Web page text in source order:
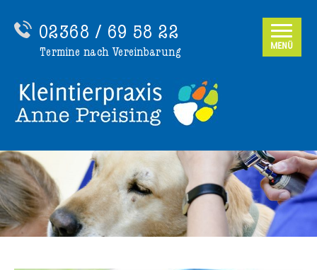
02368 / 69 58 22
Termine nach Vereinbarung
MENÜ